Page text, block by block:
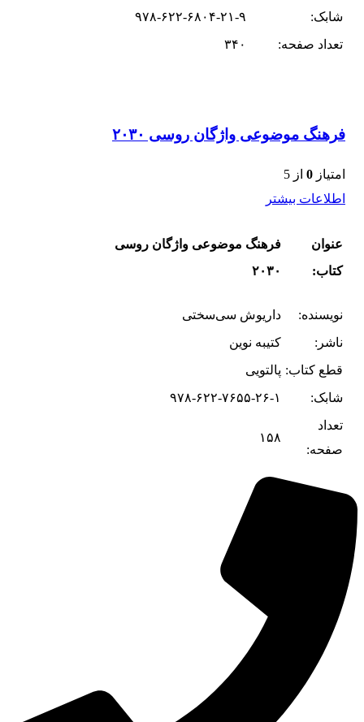
شابک:
۹۷۸-۶۲۲-۶۸۰۴-۲۱-۹
تعداد صفحه:
۳۴۰
فرهنگ موضوعی واژگان روسی ۲۰۳۰
امتیاز 0 از 5
اطلاعات بیشتر
عنوان
کتاب:
فرهنگ موضوعی واژگان روسی
۲۰۳۰
نویسنده:
داریوش سی‌سختی
ناشر:
کتیبه نوین
قطع کتاب: پالتویی
شابک:
۹۷۸-۶۲۲-۷۶۵۵-۲۶-۱
تعداد
صفحه:
۱۵۸